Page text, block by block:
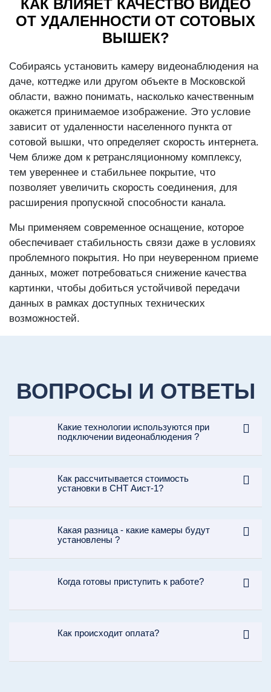
КАК ВЛИЯЕТ КАЧЕСТВО ВИДЕО
ОТ УДАЛЕННОСТИ ОТ СОТОВЫХ
ВЫШЕК?
Собираясь установить камеру видеонаблюдения на
даче, коттедже или другом объекте в Московской
области, важно понимать, насколько качественным
окажется принимаемое изображение. Это условие
зависит от удаленности населенного пункта от
сотовой вышки, что определяет скорость интернета.
Чем ближе дом к ретрансляционному комплексу,
тем увереннее и стабильнее покрытие, что
позволяет увеличить скорость соединения, для
расширения пропускной способности канала.
Мы применяем современное оснащение, которое
обеспечивает стабильность связи даже в условиях
проблемного покрытия. Но при неуверенном приеме
данных, может потребоваться снижение качества
картинки, чтобы добиться устойчивой передачи
данных в рамках доступных технических
возможностей.
ВОПРОСЫ И ОТВЕТЫ
Какие технологии используются при
подключении видеонаблюдения ?
Как рассчитывается стоимость
установки в СНТ Аист-1?
Какая разница - какие камеры будут
установлены ?
Когда готовы приступить к работе?
Как происходит оплата?